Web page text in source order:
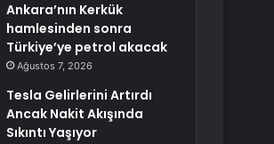
Ankara’nın Kerkük
hamlesinden sonra
Türkiye’ye petrol akacak
Ağustos 7, 2026
Tesla Gelirlerini Artırdı
Ancak Nakit Akışında
Sıkıntı Yaşıyor